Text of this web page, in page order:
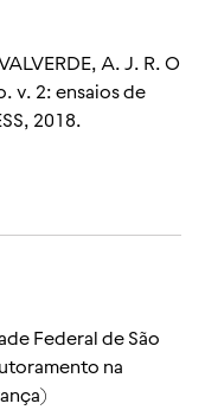
A. J. R. O
v. 2: ensaios de
2018.
Federal de São
na